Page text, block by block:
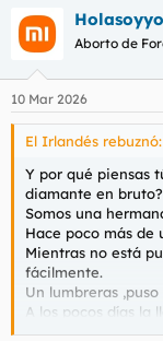
Holasoyyo
Aborto de
10 Mar 2026
El Irlandés rebuznó:
Y por qué piensas
diamante en bruto?
Somos una
Hace poco más de
Mientras no está
fácilmente.
Un lumbreras
A los pocos días la
De tener 50